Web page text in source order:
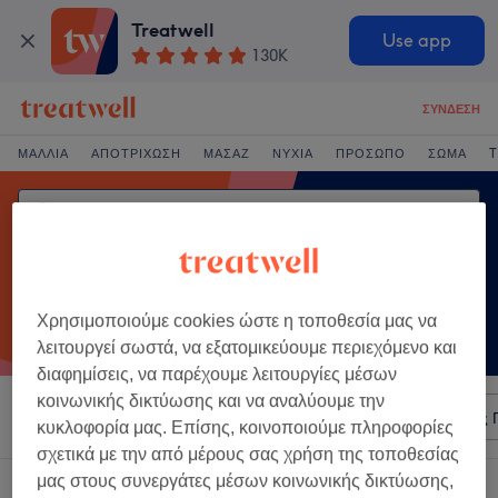
Treatwell
130K
Use app
ΣΎΝΔΕΣΗ
ΜΑΛΛΙΆ ΑΠΟΤΡΊΧΩΣΗ ΜΑΣΆΖ ΝΎΧΙΑ ΠΡΌΣΩΠΟ ΣΏΜΑ
Ταξινόμηση κατά Οποιαδήποτε τιμή Σαλόνια
Ένα κατάστημα που προσφέρει:
Χρησιμοποιούμε cookies ώστε η τοποθεσία μας να
λειτουργεί σωστά, να εξατομικεύουμε περιεχόμενο και
διαφημίσεις, να παρέχουμε λειτουργίες μέσων
κοινωνικής δικτύωσης και να αναλύουμε την
κυκλοφορία μας. Επίσης, κοινοποιούμε πληροφορίες
σχετικά με την από μέρους σας χρήση της τοποθεσίας
μας στους συνεργάτες μέσων κοινωνικής δικτύωσης,